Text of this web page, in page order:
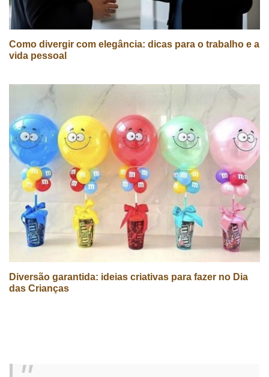
Como divergir com elegância: dicas para o trabalho e a
vida pessoal
Diversão garantida: ideias criativas para fazer no Dia
das Crianças